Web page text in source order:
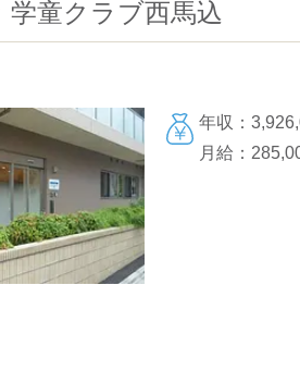
学童クラブ西馬込
年収：
月給：